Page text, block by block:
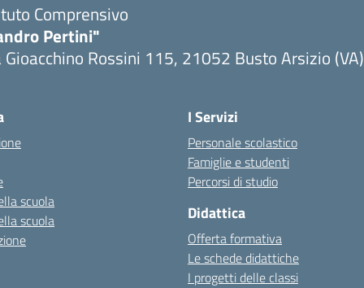
Comprensivo
Pertini"
Gioacchino Rossini 115, 21052 Busto Arsizio (VA)
scuola
scuola
I Servizi
Personale scolastico
Famiglie e studenti
Percorsi di studio
Didattica
Offerta formativa
Le schede didattiche
I progetti delle classi